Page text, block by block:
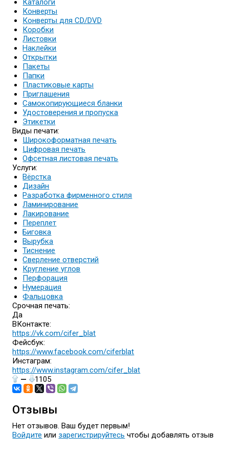
Каталоги
Конверты
Конверты для CD/DVD
Коробки
Листовки
Наклейки
Открытки
Пакеты
Папки
Пластиковые карты
Приглашения
Самокопирующиеся бланки
Удостоверения и пропуска
Этикетки
Виды печати:
Широкоформатная печать
Цифровая печать
Офсетная листовая печать
Услуги:
Вёрстка
Дизайн
Разработка фирменного стиля
Ламинирование
Лакирование
Переплет
Биговка
Вырубка
Тиснение
Сверление отверстий
Кругление углов
Перфорация
Нумерация
Фальцовка
Срочная печать:
Да
ВКонтакте:
https://vk.com/cifer_blat
Фейсбук:
https://www.facebook.com/ciferblat
Инстаграм:
https://www.instagram.com/cifer_blat
—
1105
Отзывы
Нет отзывов. Ваш будет первым!
Войдите или зарегистрируйтесь чтобы добавлять отзыв